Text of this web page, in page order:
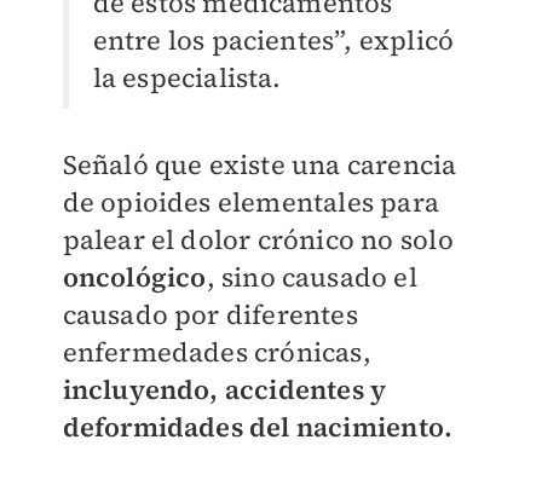
entre los pacientes”, explicó
la especialista.
Señaló que existe una carencia
de opioides elementales para
palear el dolor crónico no solo
oncológico, sino causado el
causado por diferentes
enfermedades crónicas,
incluyendo, accidentes y
deformidades del nacimiento.